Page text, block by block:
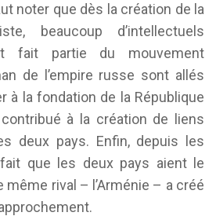
noter que dès la création de la
beaucoup d’intellectuels
fait partie du mouvement
de l’empire russe sont allés
à la fondation de la République
à la création de liens
deux pays. Enfin, depuis les
que les deux pays aient le
même rival – l’Arménie – a créé